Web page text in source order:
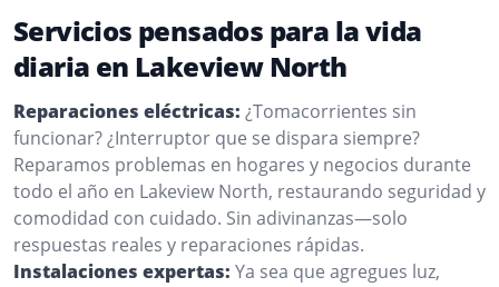
Servicios pensados para la vida
diaria en Lakeview North
Reparaciones eléctricas: ¿Tomacorrientes sin
funcionar? ¿Interruptor que se dispara siempre?
Reparamos problemas en hogares y negocios durante
todo el año en Lakeview North, restaurando seguridad y
comodidad con cuidado. Sin adivinanzas—solo
respuestas reales y reparaciones rápidas.
Instalaciones expertas: Ya sea que agregues luz,